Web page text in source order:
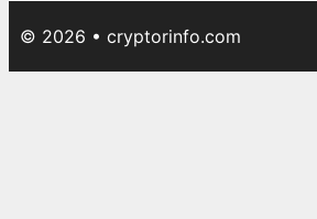
© 2026 • cryptorinfo.com